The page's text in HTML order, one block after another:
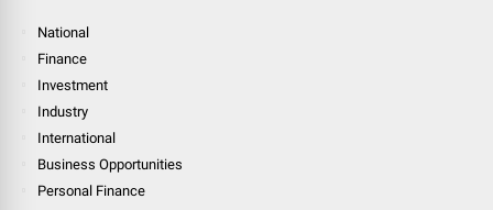
National
Finance
Investment
Industry
International
Business Opportunities
Personal Finance